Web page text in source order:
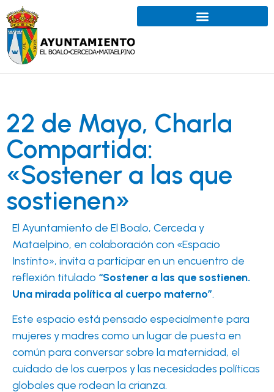
22 de Mayo, Charla
Compartida:
«Sostener a las que
sostienen»
El Ayuntamiento de El Boalo, Cerceda y
Mataelpino, en colaboración con «Espacio
Instinto», invita a participar en un encuentro de
reflexión titulado “Sostener a las que sostienen.
Una mirada política al cuerpo materno”.
Este espacio está pensado especialmente para
mujeres y madres como un lugar de puesta en
común para conversar sobre la maternidad, el
cuidado de los cuerpos y las necesidades políticas
globales que rodean la crianza.